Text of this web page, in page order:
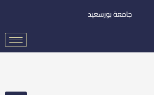
جامعة بورسعيد